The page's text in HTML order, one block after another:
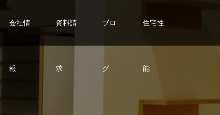
会社情
報
資料請
求
ブロ
グ
住宅性
能